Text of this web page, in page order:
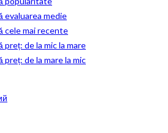
evaluarea medie
cele mai recente
preț: de la mic la mare
preț: de la mare la mic